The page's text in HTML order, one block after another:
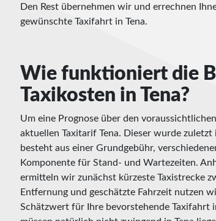
Den Rest übernehmen wir und errechnen
gewünschte Taxifahrt in Tena.
Wie funktioniert die
Taxikosten in Tena?
Um eine Prognose über den
aktuellen Taxitarif Tena. Dieser wurde
besteht aus einer Grundgebühr,
Komponente für Stand- und Wartezeiten.
ermitteln wir zunächst kürzeste Taxistrecke
Entfernung und geschätzte Fahrzeit nutzen
Schätzwert für Ihre bevorstehende Taxifahrt